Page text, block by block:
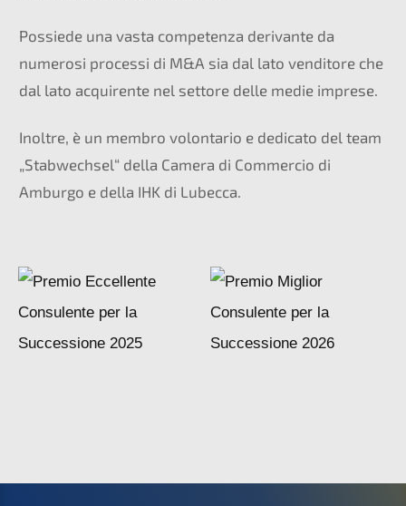
Possiede una vasta competenza derivante da
numerosi processi di M&A sia dal lato venditore che
dal lato acquirente nel settore delle medie imprese.
Inoltre, è un membro volontario e dedicato del team
„Stabwechsel“ della Camera di Commercio di
Amburgo e della IHK di Lubecca.